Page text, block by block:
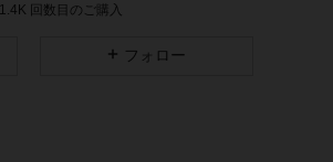
1.4K 回数目のご購入
フォロー